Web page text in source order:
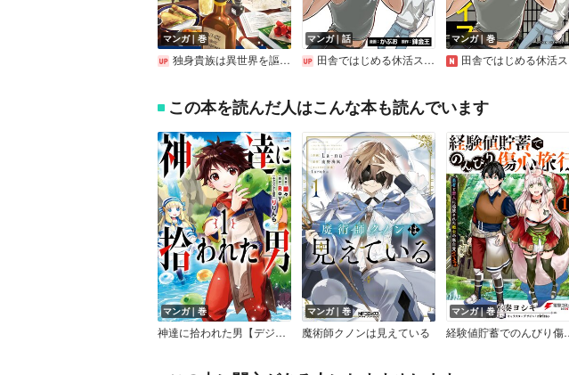
マンガ｜巻
独身貴族は異世界を謳歌する ～結婚しない男の優雅なおひとりさまライフ～
マンガ｜話
田舎ではじめる休活スローライフ～ちょっと仕事辞めて実家に帰るわ～（話売り）
マンガ｜巻
田舎ではじめる休活スローライフ～ちょっと仕事辞めて実家に帰るわ～
この本を読んだ人はこんな本も読んでいます
マンガ｜巻
神達に拾われた男【デジタル版限定特典付き】
マンガ｜巻
魔術師クノンは見えている
マンガ｜巻
経験値貯蓄でのんびり